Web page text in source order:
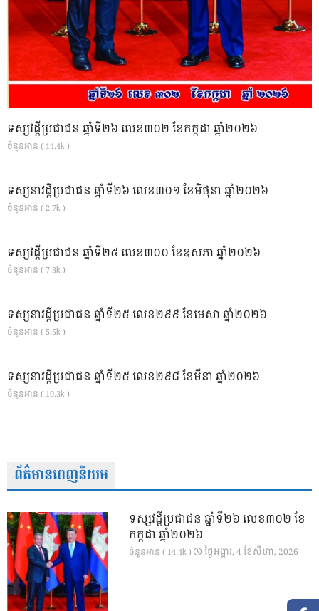
ទស្សវដ្តីប្រជាជន ឆ្នាំទី២៦ លេខ៣០២ ខែកក្កដា ឆ្នាំ២០២៦
ចំនួនអាន ( 14.4k )
ទស្សនាវដ្ដីប្រជាជន ឆ្នាំទី២៦ លេខ៣០១ ខែមិថុនា ឆ្នាំ២០២៦
ចំនួនអាន ( 2.7k )
ទស្សវដ្តីប្រជាជន ឆ្នាំទី២៥ លេខ៣០០ ខែឧសភា ឆ្នាំ២០២៦
ចំនួនអាន ( 7.3k )
ទស្សនាវដ្ដីប្រជាជន ឆ្នាំទី២៥ លេខ២៩៩ ខែមេសា ឆ្នាំ២០២៦
ចំនួនអាន ( 5.5k )
ទស្សនាវដ្ដីប្រជាជន ឆ្នាំទី២៥ លេខ២៩៨ ខែមីនា ឆ្នាំ២០២៦
ចំនួនអាន ( 10.3k )
ព័ត៌មានពេញនិយម
ទស្សវដ្តីប្រជាជន ឆ្នាំទី២៦ លេខ៣០២ ខែ
កក្កដា ឆ្នាំ២០២៦
ចំនួនអាន ( 14.4k ) ថ្ងៃ​អង្គារ, 4 ខែ​សីហា, 2026